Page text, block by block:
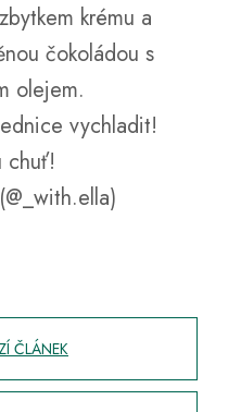
krému a
čokoládou s
olejem.
vychladit!
chuť!
ČLÁNEK